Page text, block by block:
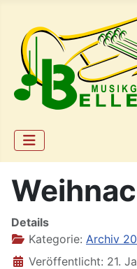
Details
Kategorie: Archiv
Veröffentlicht: 21.